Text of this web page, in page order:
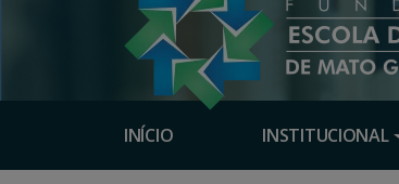
INÍCIO INSTITUCIONAL